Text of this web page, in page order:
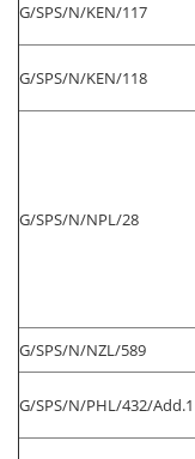
G/SPS/N/KEN/117
G/SPS/N/KEN/118
G/SPS/N/NPL/28
G/SPS/N/NZL/589
G/SPS/N/PHL/432/Add.1